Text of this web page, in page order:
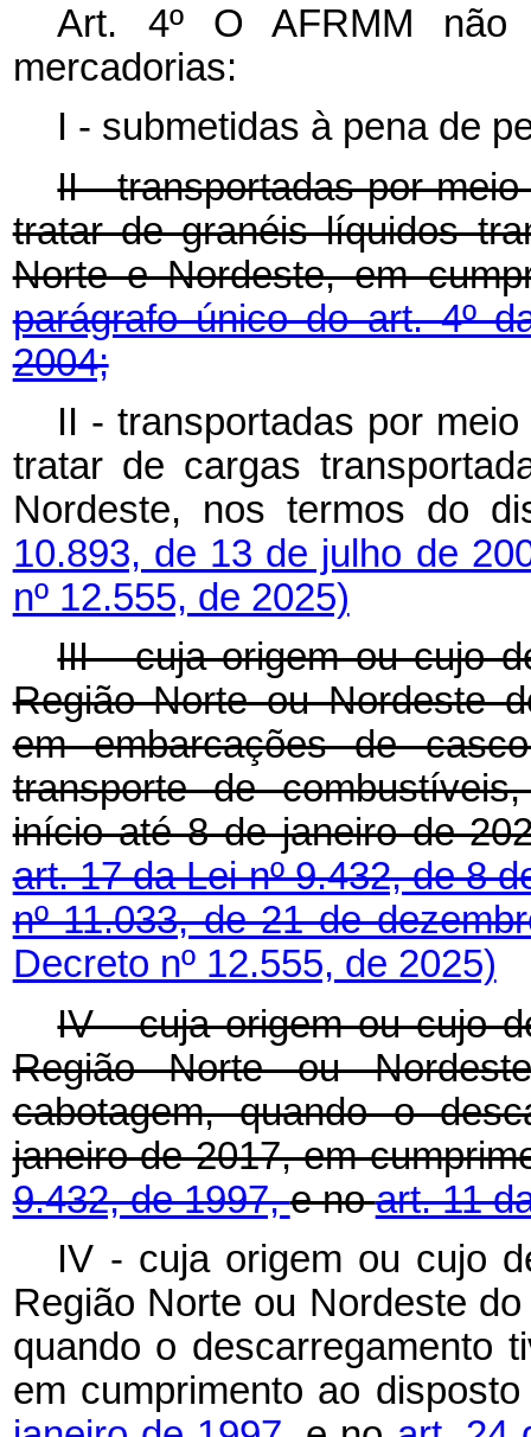
Art. 4º O AFRMM
mercadorias:
I - submetidas à pena de
II - transportadas por
tratar de granéis líquidos
Norte e Nordeste, em
parágrafo único do art. 4º
2004;
II - transportadas por
tratar de cargas
Nordeste, nos termos do
10.893, de 13 de julho de
nº 12.555, de 2025)
III - cuja origem ou cujo
Região Norte ou Nordeste
em embarcações de
transporte de
início até 8 de janeiro de
art. 17 da Lei nº 9.432, de 8
nº 11.033, de 21 de
Decreto nº 12.555, de 2025)
IV - cuja origem ou cujo
Região Norte ou
cabotagem, quando o
janeiro de 2017, em
9.432, de 1997,e noart. 11
IV - cuja origem ou cujo
Região Norte ou Nordeste
quando o descarregamento
em cumprimento ao